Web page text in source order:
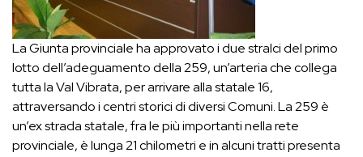
La Giunta provinciale ha approvato i due stralci del primo
lotto dell’adeguamento della 259, un’arteria che collega
tutta la Val Vibrata, per arrivare alla statale 16,
attraversando i centri storici di diversi Comuni. La 259 è
un’ex strada statale, fra le più importanti nella rete
provinciale, è lunga 21 chilometri e in alcuni tratti presenta